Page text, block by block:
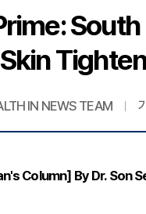
IN NEWS TEAM
Column] By Dr. Son